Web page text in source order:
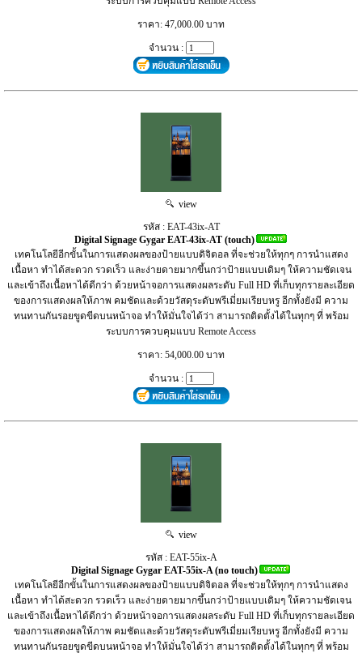
ราคา: 47,000.00 บาท
จำนวน :
view
รหัส : EAT-43ix-AT
Digital Signage Gygar EAT-43ix-AT (touch)
เทคโนโลยีอีกขั้นในการแสดงผลของป้ายแบบดิจิตอล ที่จะช่วยให้ทุกๆ การนำแสดง
เนื้อหา ทำได้สะดวก รวดเร็ว และง่ายดายมากขึ้นกว่าป้ายแบบเดิมๆ ให้ความชัดเจน
และเข้าถึงเนื้อหาได้ดีกว่า ด้วยหน้าจอการแสดงผลระดับ Full HD ที่เก็บทุกรายละเอียด
ของการแสดงผลให้ภาพ คมชัดและด้วยวัสดุระดับพรีเมี่ยมเรียบหรู อีกทั้งยังมี ความ
ทนทานกันรอยขูดขีดบนหน้าจอ ทำให้มั่นใจได้ว่า สามารถติดตั้งได้ในทุกๆ ที่ พร้อม
ระบบการควบคุมแบบ Remote Access
ราคา: 54,000.00 บาท
จำนวน :
view
รหัส : EAT-55ix-A
Digital Signage Gygar EAT-55ix-A (no touch)
เทคโนโลยีอีกขั้นในการแสดงผลของป้ายแบบดิจิตอล ที่จะช่วยให้ทุกๆ การนำแสดง
เนื้อหา ทำได้สะดวก รวดเร็ว และง่ายดายมากขึ้นกว่าป้ายแบบเดิมๆ ให้ความชัดเจน
และเข้าถึงเนื้อหาได้ดีกว่า ด้วยหน้าจอการแสดงผลระดับ Full HD ที่เก็บทุกรายละเอียด
ของการแสดงผลให้ภาพ คมชัดและด้วยวัสดุระดับพรีเมี่ยมเรียบหรู อีกทั้งยังมี ความ
ทนทานกันรอยขูดขีดบนหน้าจอ ทำให้มั่นใจได้ว่า สามารถติดตั้งได้ในทุกๆ ที่ พร้อม